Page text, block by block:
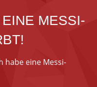
MESSI-
habe eine Messi-